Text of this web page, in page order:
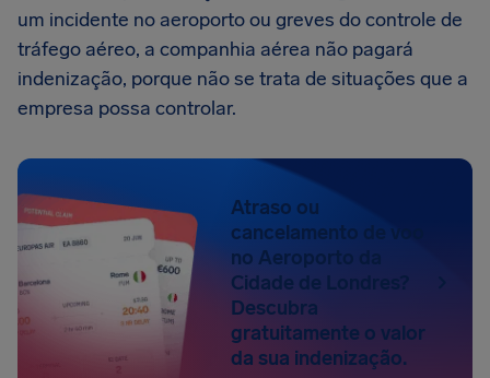
um incidente no aeroporto ou greves do controle de
tráfego aéreo, a companhia aérea não pagará
indenização, porque não se trata de situações que a
empresa possa controlar.
Atraso ou
cancelamento de voo
no Aeroporto da
Cidade de Londres?
Descubra
gratuitamente o valor
da sua indenização.